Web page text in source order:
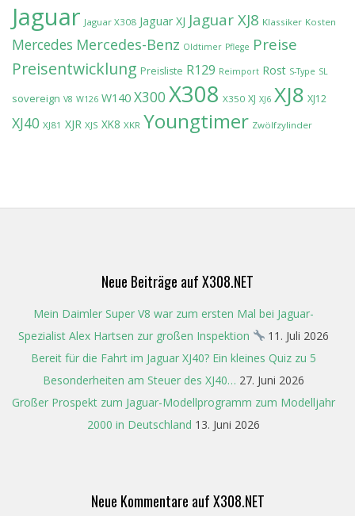
Jaguar Jaguar X308 Jaguar XJ Jaguar XJ8 Klassiker Kosten
Mercedes Mercedes-Benz Oldtimer Pflege Preise
Preisentwicklung Preisliste R129 Reimport Rost S-Type SL
sovereign V8 W126 W140 X300 X308 X350 XJ XJ6 XJ8 XJ12
XJ40 XJ81 XJR XJS XK8 XKR Youngtimer Zwölfzylinder
Neue Beiträge auf X308.NET
Mein Daimler Super V8 war zum ersten Mal bei Jaguar-
Spezialist Alex Hartsen zur großen Inspektion
11. Juli 2026
Bereit für die Fahrt im Jaguar XJ40? Ein kleines Quiz zu 5
Besonderheiten am Steuer des XJ40… 27. Juni 2026
Großer Prospekt zum Jaguar-Modellprogramm zum Modelljahr
2000 in Deutschland 13. Juni 2026
Neue Kommentare auf X308.NET